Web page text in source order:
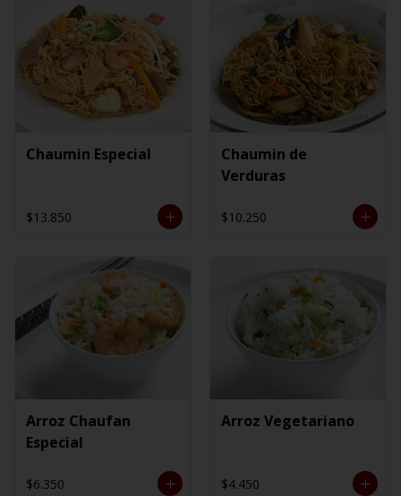
Chaumin Especial
$13.850
Chaumin de
Verduras
$10.250
Arroz Chaufan
Especial
$6.350
Arroz Vegetariano
$4.450